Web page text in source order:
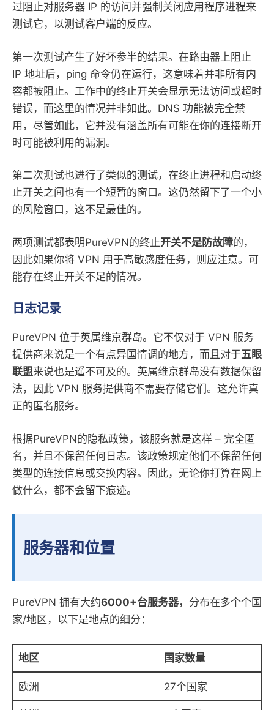
过阻止对服务器 IP 的访问并强制关闭应用程序进程来
测试它，以测试客户端的反应。
第一次测试产生了好坏参半的结果。在路由器上阻止
IP 地址后，ping 命令仍在运行，这意味着并非所有内
容都被阻止。工作中的终止开关会显示无法访问或超时
错误，而这里的情况并非如此。DNS 功能被完全禁
用，尽管如此，它并没有涵盖所有可能在你的连接断开
时可能被利用的漏洞。
第二次测试也进行了类似的测试，在终止进程和启动终
止开关之间也有一个短暂的窗口。这仍然留下了一个小
的风险窗口，这不是最佳的。
两项测试都表明PureVPN的终止开关不是防故障的，
因此如果你将 VPN 用于高敏感度任务，则应注意。可
能存在终止开关不足的情况。
日志记录
PureVPN 位于英属维京群岛。它不仅对于 VPN 服务
提供商来说是一个有点异国情调的地方，而且对于五眼
联盟来说也是遥不可及的。英属维京群岛没有数据保留
法，因此 VPN 服务提供商不需要存储它们。这允许真
正的匿名服务。
根据PureVPN的隐私政策，该服务就是这样 – 完全匿
名，并且不保留任何日志。该政策规定他们不保留任何
类型的连接信息或交换内容。因此，无论你打算在网上
做什么，都不会留下痕迹。
服务器和位置
PureVPN 拥有大约6000+台服务器，分布在多个个国
家/地区，以下是地点的细分：
地区 国家数量
欧洲 27个国家